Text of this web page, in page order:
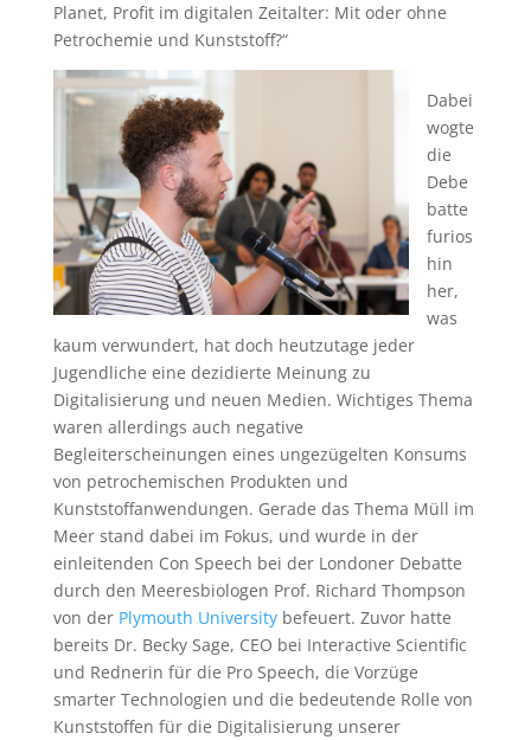
Planet, Profit im digitalen Zeitalter: Mit oder ohne
Petrochemie und Kunststoff?“
Dabei
wogte
die
Debe
batte
furios
hin
her,
was
kaum verwundert, hat doch heutzutage jeder
Jugendliche eine dezidierte Meinung zu
Digitalisierung und neuen Medien. Wichtiges Thema
waren allerdings auch negative
Begleiterscheinungen eines ungezügelten Konsums
von petrochemischen Produkten und
Kunststoffanwendungen. Gerade das Thema Müll im
Meer stand dabei im Fokus, und wurde in der
einleitenden Con Speech bei der Londoner Debatte
durch den Meeresbiologen Prof. Richard Thompson
von der Plymouth Universitybefeuert. Zuvor hatte
bereits Dr. Becky Sage, CEO bei Interactive Scientific
und Rednerin für die Pro Speech, die Vorzüge
smarter Technologien und die bedeutende Rolle von
Kunststoffen für die Digitalisierung unserer